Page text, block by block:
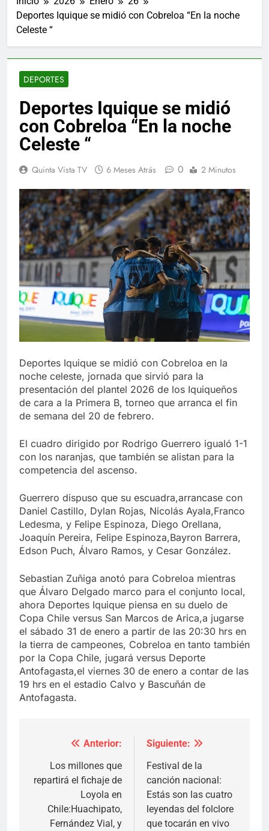
Deportes Iquique se midió con Cobreloa “En la noche
Celeste “
DEPORTES
Deportes Iquique se midió
con Cobreloa “En la noche
Celeste “
Quinta Vista TV 6 Meses Atrás 0 2 Minutos
Deportes Iquique se midió con Cobreloa en la
noche celeste, jornada que sirvió para la
presentación del plantel 2026 de los Iquiqueños
de cara a la Primera B, torneo que arranca el fin
de semana del 20 de febrero.
El cuadro dirigido por Rodrigo Guerrero igualó 1-1
con los naranjas, que también se alistan para la
competencia del ascenso.
Guerrero dispuso que su escuadra,arrancase con
Daniel Castillo, Dylan Rojas, Nicolás Ayala,Franco
Ledesma, y Felipe Espinoza, Diego Orellana,
Joaquín Pereira, Felipe Espinoza,Bayron Barrera,
Edson Puch, Álvaro Ramos, y Cesar González.
Sebastian Zuñiga anotó para Cobreloa mientras
que Álvaro Delgado marco para el conjunto local,
ahora Deportes Iquique piensa en su duelo de
Copa Chile versus San Marcos de Arica,a jugarse
el sábado 31 de enero a partir de las 20:30 hrs en
la tierra de campeones, Cobreloa en tanto también
por la Copa Chile, jugará versus Deporte
Antofagasta,el viernes 30 de enero a contar de las
19 hrs en el estadio Calvo y Bascuñán de
Antofagasta.
Navegación
entradas
Anterior:
Los millones que
repartirá el fichaje de
Loyola en
Chile:Huachipato,
Fernández Vial, y
Siguiente:
Festival de la
canción nacional:
Estás son las cuatro
leyendas del folclore
que tocarán en vivo